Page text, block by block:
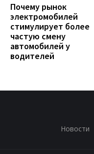
Почему рынок
электромобилей
стимулирует более
частую смену
автомобилей у
водителей
Новости